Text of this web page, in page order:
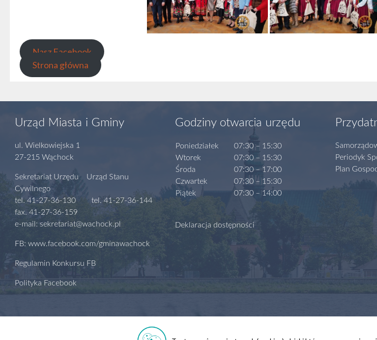
Nasz Facebook
Strona główna
Urząd Miasta i Gminy
ul. Wielkowiejska 1
27-215 Wąchock
Sekretariat Urzędu Urząd Stanu
Cywilnego
tel. 41-27-36-130 tel. 41-27-36-144
fax. 41-27-36-159
e-mail: sekretariat@wachock.pl
FB: www.facebook.com/gminawachock
Regulamin Konkursu FB
Polityka Facebook
Godziny otwarcia urzędu
Poniedziałek
Wtorek
Środa
Czwartek
Piątek
07:30 – 15:30
07:30 – 15:30
07:30 – 17:00
07:30 – 15:30
07:30 – 14:00
Deklaracja dostępności
Periodyk
Plan